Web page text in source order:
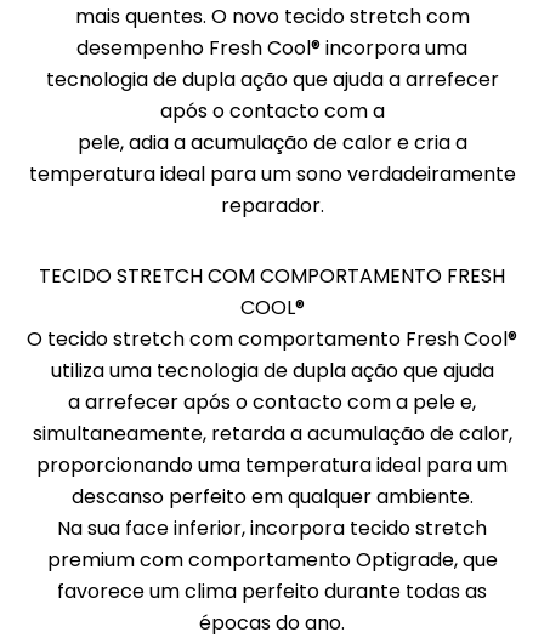
mais quentes. O novo tecido stretch com
desempenho Fresh Cool® incorpora uma
tecnologia de dupla ação que ajuda a arrefecer
após o contacto com a
pele, adia a acumulação de calor e cria a
temperatura ideal para um sono verdadeiramente
reparador.
TECIDO STRETCH COM COMPORTAMENTO FRESH
COOL®
O tecido stretch com comportamento Fresh Cool®
utiliza uma tecnologia de dupla ação que ajuda
a arrefecer após o contacto com a pele e,
simultaneamente, retarda a acumulação de calor,
proporcionando uma temperatura ideal para um
descanso perfeito em qualquer ambiente.
Na sua face inferior, incorpora tecido stretch
premium com comportamento Optigrade, que
favorece um clima perfeito durante todas as
épocas do ano.